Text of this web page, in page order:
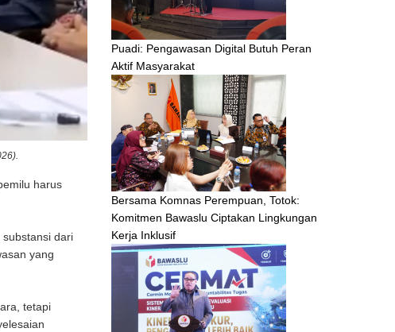
harus
dari
yang
tetapi
Puadi: Pengawasan Digital Butuh Peran
Aktif Masyarakat
Bersama Komnas Perempuan, Totok:
Komitmen Bawaslu Ciptakan Lingkungan
Kerja Inklusif